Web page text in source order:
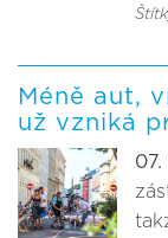
Méně aut,
už vzniká
07.